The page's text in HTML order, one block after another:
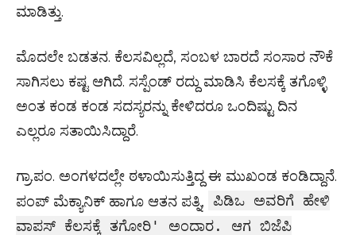
ಮಾಡಿತ್ತು.
ಮೊದಲೇ ಬಡತನ. ಕೆಲಸವಿಲ್ಲದೆ, ಸಂಬಳ ಬಾರದೆ ಸಂಸಾರ ನೌಕೆ
ಸಾಗಿಸಲು ಕಷ್ಟ ಆಗಿದೆ. ಸಸ್ಪೆಂಡ್ ರದ್ದು ಮಾಡಿಸಿ ಕೆಲಸಕ್ಕೆ ತಗೊಳ್ಳಿ
ಅಂತ ಕಂಡ ಕಂಡ ಸದಸ್ಯರನ್ನು ಕೇಳಿದರೂ ಒಂದಿಷ್ಟು ದಿನ
ಎಲ್ಲರೂ ಸತಾಯಿಸಿದ್ದಾರೆ.
ಗ್ರಾ.ಪಂ. ಅಂಗಳದಲ್ಲೇ ಠಳಾಯಿಸುತ್ತಿದ್ದ ಈ ಮುಖಂಡ ಕಂಡಿದ್ದಾನೆ.
ಪಂಪ್ ಮೆಕ್ಯಾನಿಕ್ ಹಾಗೂ ಆತನ ಪತ್ನಿ,
ಪಿಡಿಒ ಅವರಿಗೆ ಹೇಳಿ
ವಾಪಸ್ ಕೆಲಸಕ್ಕೆ ತಗೋರಿ' ಅಂದಾರ. ಆಗ ಬಿಜೆಪಿ